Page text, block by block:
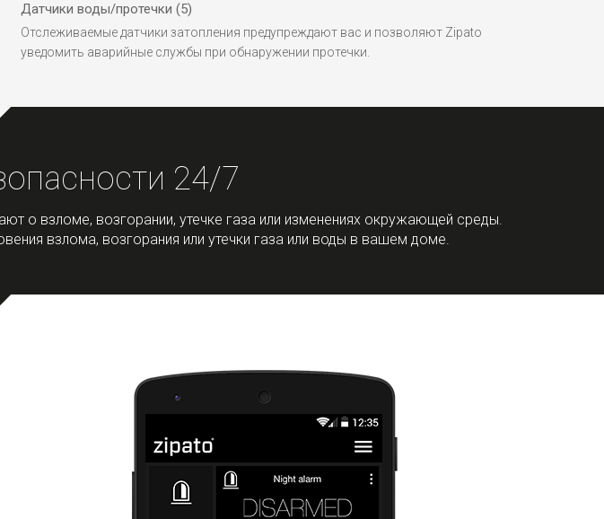
Датчики воды/протечки (5)
Отслеживаемые датчики затопления предупреждают вас и позволяют Zipato
уведомить аварийные службы при обнаружении протечки.
24/7
о взломе, возгорании, утечке газа или изменениях окружающей среды.
взлома, возгорания или утечки газа или воды в вашем доме.